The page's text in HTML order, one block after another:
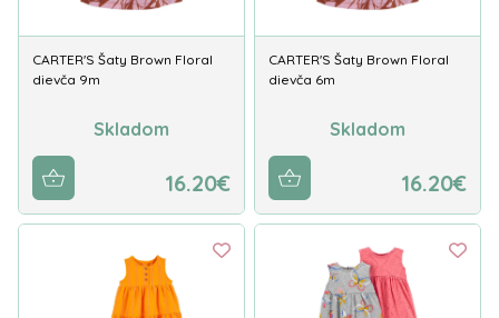
CARTER'S Šaty Brown Floral
dievča 9m
Skladom
16.20€
CARTER'S Šaty Brown Floral
dievča 6m
Skladom
16.20€